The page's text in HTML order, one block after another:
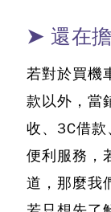
➤ 還在
若對於買機
款以外，當
收、3C借
便利服務，
道，那麼我